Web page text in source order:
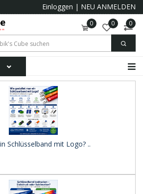
Einloggen | NEU ANMELDEN
0 0 0
Schlüsselband mit Logo? ..